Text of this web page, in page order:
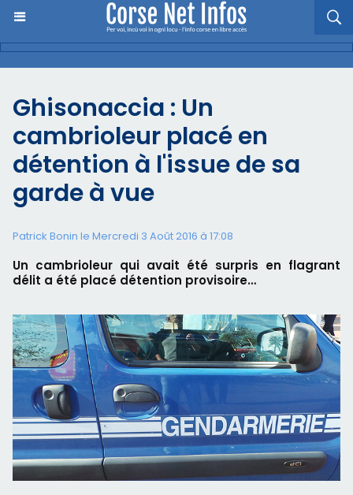
Ghisonaccia : Un
cambrioleur placé en
détention à l'issue de sa
garde à vue
Patrick Bonin le Mercredi 3 Août 2016 à 17:08
Un cambrioleur qui avait été surpris en flagrant
délit a été placé détention provisoire…